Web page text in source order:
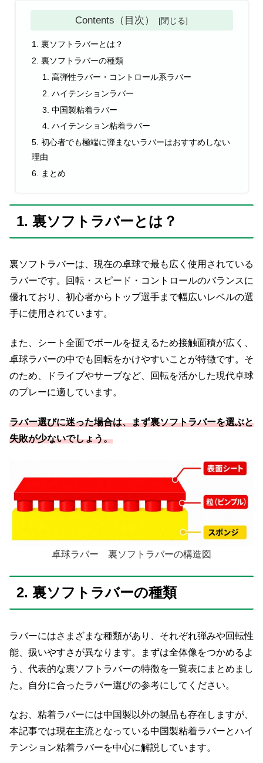
Contents（目次）
1. 裏ソフトラバーとは？
2. 裏ソフトラバーの種類
1. 高弾性ラバー・コントロール系ラバー
2. ハイテンションラバー
3. 中国製粘着ラバー
4. ハイテンション粘着ラバー
5. 初心者でも極端に弾まないラバーはおすすめしない
理由
6. まとめ
1. 裏ソフトラバーとは？
裏ソフトラバーは、現在の卓球で最も広く使用されている
ラバーです。回転・スピード・コントロールのバランスに
優れており、初心者からトップ選手まで幅広いレベルの選
手に使用されています。
また、シート全面でボールを捉えるため接触面積が広く、
卓球ラバーの中でも回転をかけやすいことが特徴です。そ
のため、ドライブやサーブなど、回転を活かした現代卓球
のプレーに適しています。
ラバー選びに迷った場合は、まず裏ソフトラバーを選ぶと
失敗が少ないでしょう。
卓球ラバー 裏ソフトラバーの構造図
2. 裏ソフトラバーの種類
ラバーにはさまざまな種類があり、それぞれ弾みや回転性
能、扱いやすさが異なります。まずは全体像をつかめるよ
う、代表的な裏ソフトラバーの特徴を一覧表にまとめまし
た。自分に合ったラバー選びの参考にしてください。
なお、粘着ラバーには中国製以外の製品も存在しますが、
本記事では現在主流となっている中国製粘着ラバーとハイ
テンション粘着ラバーを中心に解説しています。